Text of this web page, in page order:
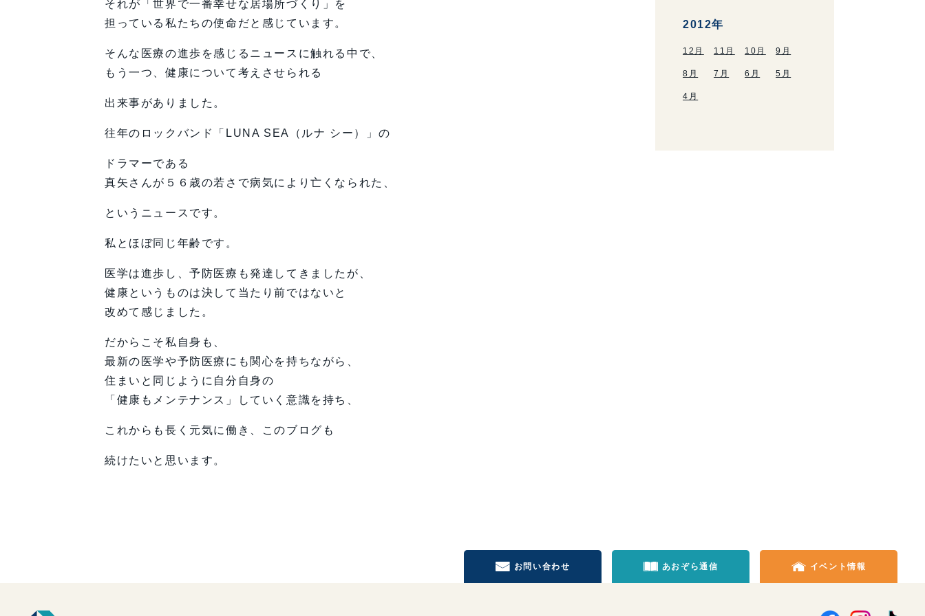
それが「世界で一番幸せな居場所づくり」を
担っている私たちの使命だと感じています。
そんな医療の進歩を感じるニュースに触れる中で、
もう一つ、健康について考えさせられる
出来事がありました。
往年のロックバンド「LUNA SEA（ルナ シー）」の
ドラマーである
真矢さんが５６歳の若さで病気により亡くなられた、
というニュースです。
私とほぼ同じ年齢です。
医学は進歩し、予防医療も発達してきましたが、
健康というものは決して当たり前ではないと
改めて感じました。
だからこそ私自身も、
最新の医学や予防医療にも関心を持ちながら、
住まいと同じように自分自身の
「健康もメンテナンス」していく意識を持ち、
これからも長く元気に働き、このブログも
続けたいと思います。
2012年
12月 11月 10月 9月
8月 7月 6月 5月
4月
お問い合わせ あおぞら通信 イベント情報